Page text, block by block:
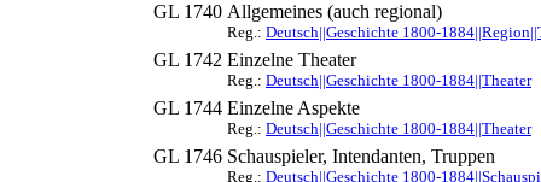
GL 1740 Allgemeines (auch regional)
Reg.: Deutsch||Geschichte 1800-
GL 1742 Einzelne Theater
Reg.: Deutsch||Geschichte 1800-1884||Theater
GL 1744 Einzelne Aspekte
Reg.: Deutsch||Geschichte 1800-1884||Theater
GL 1746 Schauspieler, Intendanten, Truppen
Reg.: Deutsch||Geschichte 1800-